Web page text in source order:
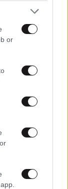
or